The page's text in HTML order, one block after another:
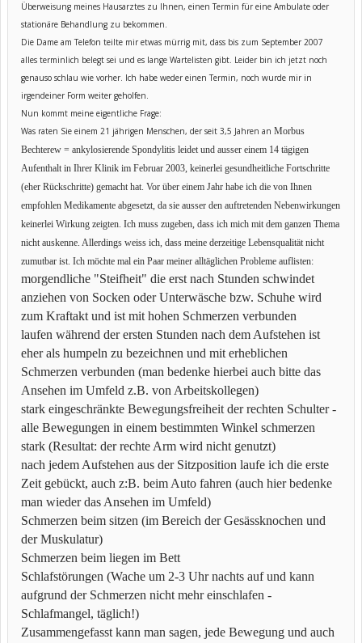
Überweisung meines Hausarztes zu Ihnen, einen Termin für eine Ambulate oder
stationäre Behandlung zu bekommen.
Die Dame am Telefon teilte mir etwas mürrig mit, dass bis zum September 2007
alles terminlich belegt sei und es lange Wartelisten gibt. Leider bin ich jetzt noch
genauso schlau wie vorher. Ich habe weder einen Termin, noch wurde mir in
irgendeiner Form weiter geholfen.
Nun kommt meine eigentliche Frage:
Was raten Sie einem 21 jährigen Menschen, der seit 3,5 Jahren an Morbus
Bechterew = ankylosierende Spondylitis leidet und ausser einem 14 tägigen
Aufenthalt in Ihrer Klinik im Februar 2003, keinerlei gesundheitliche Fortschritte
(eher Rückschritte) gemacht hat. Vor über einem Jahr habe ich die von Ihnen
empfohlen Medikamente abgesetzt, da sie ausser den auftretenden Nebenwirkungen
keinerlei Wirkung zeigten. Ich muss zugeben, dass ich mich mit dem ganzen Thema
nicht auskenne. Allerdings weiss ich, dass meine derzeitige Lebensqualität nicht
zumutbar ist. Ich möchte mal ein Paar meiner alltäglichen Probleme auflisten:
morgendliche "Steifheit" die erst nach Stunden schwindet
anziehen von Socken oder Unterwäsche bzw. Schuhe wird
zum Kraftakt und ist mit hohen Schmerzen verbunden
laufen während der ersten Stunden nach dem Aufstehen ist
eher als humpeln zu bezeichnen und mit erheblichen
Schmerzen verbunden (man bedenke hierbei auch bitte das
Ansehen im Umfeld z.B. von Arbeitskollegen)
stark eingeschränkte Bewegungsfreiheit der rechten Schulter -
alle Bewegungen in einem bestimmten Winkel schmerzen
stark (Resultat: der rechte Arm wird nicht genutzt)
nach jedem Aufstehen aus der Sitzposition laufe ich die erste
Zeit gebückt, auch z:B. beim Auto fahren (auch hier bedenke
man wieder das Ansehen im Umfeld)
Schmerzen beim sitzen (im Bereich der Gesässknochen und
der Muskulatur)
Schmerzen beim liegen im Bett
Schlafstörungen (Wache um 2-3 Uhr nachts auf und kann
aufgrund der Schmerzen nicht mehr einschlafen -
Schlafmangel, täglich!)
Zusammengefasst kann man sagen, jede Bewegung und auch